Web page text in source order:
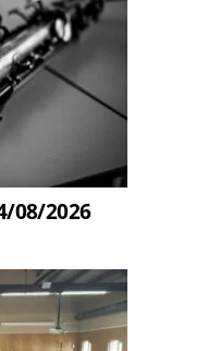
08/2026